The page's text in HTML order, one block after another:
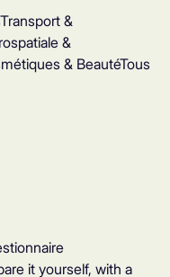
Transport &
&
& BeautéTous
it yourself, with a